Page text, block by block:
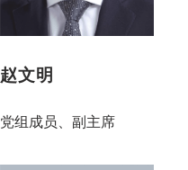
赵文明
党组成员、副主席